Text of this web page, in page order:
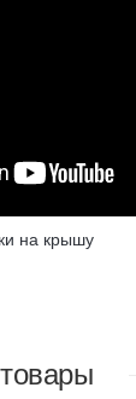
на крышу